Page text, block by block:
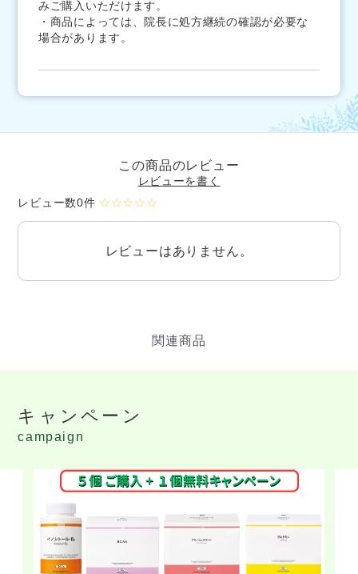
みご購入いただけます。
・商品によっては、院長に処方継続の確認が必要な
場合があります。
この商品のレビュー
レビューを書く
レビュー数0件 ☆☆☆☆☆
レビューはありません。
キャンペーン
campaign